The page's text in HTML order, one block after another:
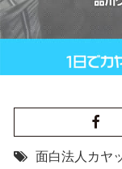
面白法人カヤ